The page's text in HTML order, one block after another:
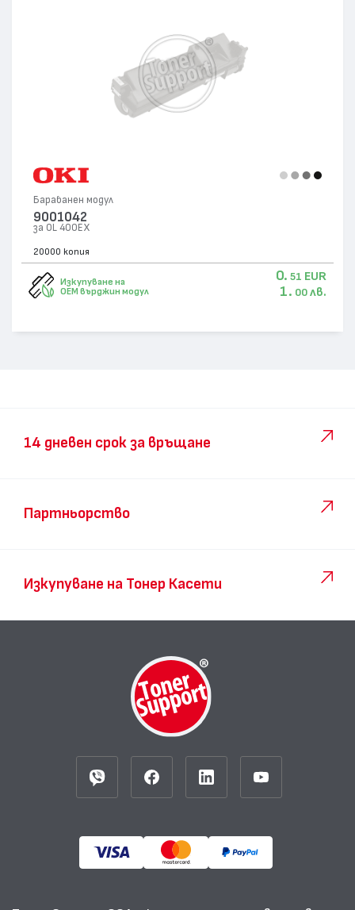
Барабанен модул
9001042
за OL 400EX
20000 копия
Изкупуване на
OEM върджин модул
0. 51 EUR
1. 00 лв.
14 дневен срок за връщане
Партньорство
Изкупуване на Тонер Касети